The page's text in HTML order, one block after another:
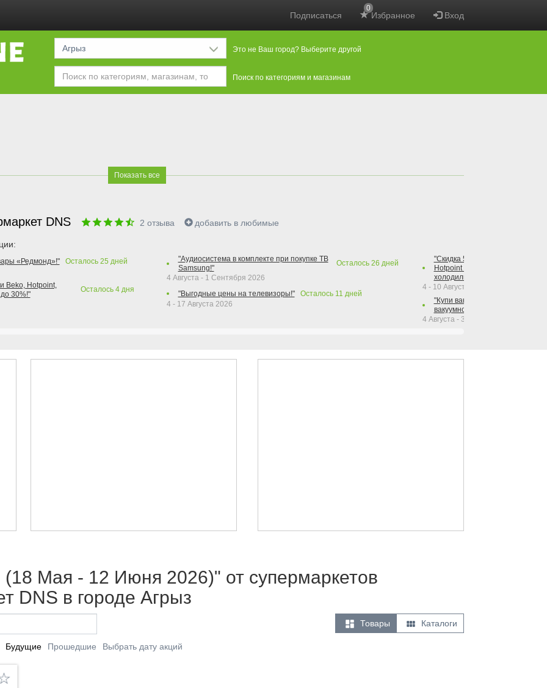
Подписаться Избранное
0
Вход
Агрыз Это не Ваш город? Выберите другой
Поиск по категориям и магазинам
Показать все
DNS 2 отзыва добавить в любимые
«Редмонд»!" Осталось 25 дней
Beko, Hotpoint,
30%!"
Осталось 4дня
"Аудиосистема в комплекте при покупке ТВ
Samsung!"
Осталось 26 дней
4 Августа - 1 Сентября 2026
"Выгодные цены на телевизоры!"
Осталось 11 дней
4 - 17 Августа 2026
"Скидка 50% на варочную
Hotpoint при покупке духового
холодильника Hotpoint!"
4 - 10 Августа 2026
"Купи вакуумный упаковщик +
вакуумного упаковщика =
4 Августа - 30 Сентября 2026
Мая - 12 Июня 2026)" от супермаркетов
DNS в городе Агрыз
 Товары  Каталоги
Будущие Прошедшие Выбрать дату акций